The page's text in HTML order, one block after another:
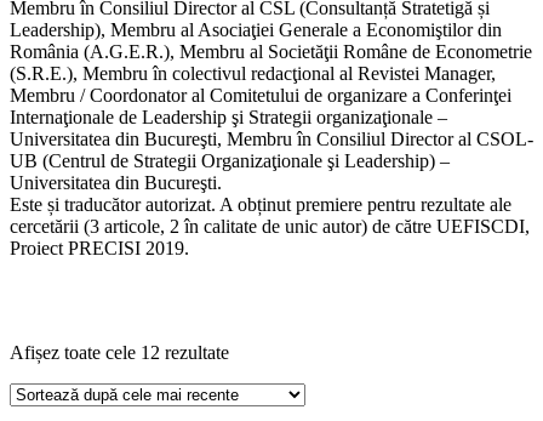
Membru în Consiliul Director al CSL (Consultanță Stratetigă și
Leadership), Membru al Asociaţiei Generale a Economiştilor din
România (A.G.E.R.), Membru al Societăţii Române de Econometrie
(S.R.E.), Membru în colectivul redacţional al Revistei Manager,
Membru / Coordonator al Comitetului de organizare a Conferinţei
Internaţionale de Leadership şi Strategii organizaţionale –
Universitatea din Bucureşti, Membru în Consiliul Director al CSOL-
UB (Centrul de Strategii Organizaţionale şi Leadership) –
Universitatea din Bucureşti.
Este și traducător autorizat. A obținut premiere pentru rezultate ale
cercetării (3 articole, 2 în calitate de unic autor) de către UEFISCDI,
Proiect PRECISI 2019.
Afișez toate cele 12 rezultateSortat
cele